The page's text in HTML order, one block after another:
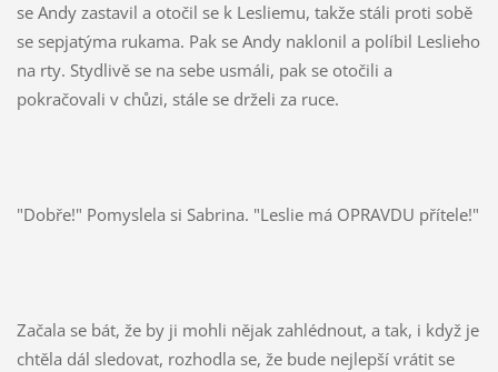
se Andy zastavil a otočil se k Lesliemu, takže stáli proti sobě
se sepjatýma rukama. Pak se Andy naklonil a políbil Leslieho
na rty. Stydlivě se na sebe usmáli, pak se otočili a
pokračovali v chůzi, stále se drželi za ruce.
"Dobře!" Pomyslela si Sabrina. "Leslie má OPRAVDU přítele!"
Začala se bát, že by ji mohli nějak zahlédnout, a tak, i když je
chtěla dál sledovat, rozhodla se, že bude nejlepší vrátit se